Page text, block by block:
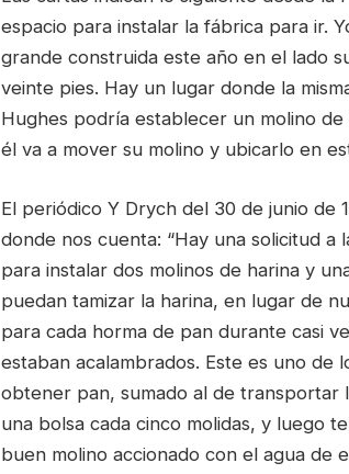
espacio para instalar la fábrica para ir.
grande construida este año en el lado
veinte pies. Hay un lugar donde la
Hughes podría establecer un molino
él va a mover su molino y ubicarlo en
El periódico Y Drych del 30 de junio de
donde nos cuenta: “Hay una solicitud
para instalar dos molinos de harina y
puedan tamizar la harina, en lugar de
para cada horma de pan durante casi
estaban acalambrados. Este es uno de
obtener pan, sumado al de
una bolsa cada cinco molidas, y luego
buen molino accionado con el agua de